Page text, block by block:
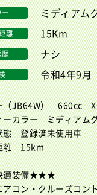
ミディアム
離 15Km
ナシ
令和4年9月
（JB64W） 660cc
カラー ミディアム
登録済未使用車
離 15km
装備★★★
アコン・クルーズコン